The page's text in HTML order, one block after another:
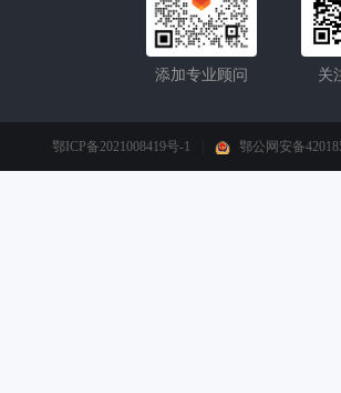
关
添加专业顾问
鄂ICP备2021008419号-1 鄂公网安备